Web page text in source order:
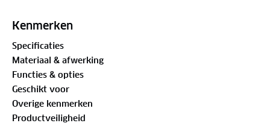
ontworpen zool zorgt voor een rustige afwikkeling
vind je een voering van kunstleer en textiel, wat
bijdraagt aan een comfortabel gevoel, ook als je
langere tijd op de been bent. Deze Gabor Rollingsoft
is een fijne keuze voor een dagje uit of een actieve
dag.
Kenmerken
Specificaties
Materiaal & afwerking
Functies & opties
Geschikt voor
Overige kenmerken
Productveiligheid